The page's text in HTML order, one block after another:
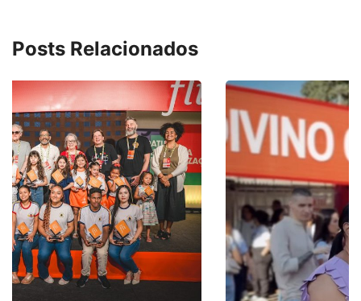
Posts Relacionados